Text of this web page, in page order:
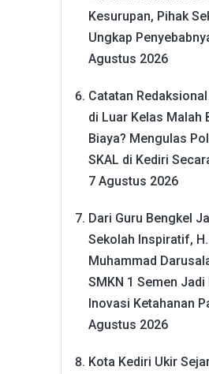
Kesurupan, Pihak
Ungkap
Agustus 2026
Catatan
di Luar Kelas Malah
Biaya? Mengulas
SKAL di Kediri
7 Agustus 2026
Dari Guru Bengkel
Sekolah Inspiratif, H.
Muhammad
SMKN 1 Semen Jadi
Inovasi Ketahanan
Agustus 2026
Kota Kediri Ukir